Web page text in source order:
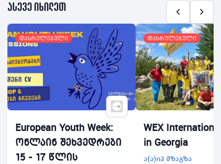
ასევე იხილეთ
დასრულებული
European Youth Week:
ონლაინ შეხვედრები
15 - 17 წლის
დასრულებული
WEX
in Georgia
ა(ა)იპ მზაგზა